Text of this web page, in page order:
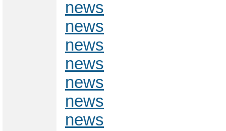
news
news
news
news
news
news
news